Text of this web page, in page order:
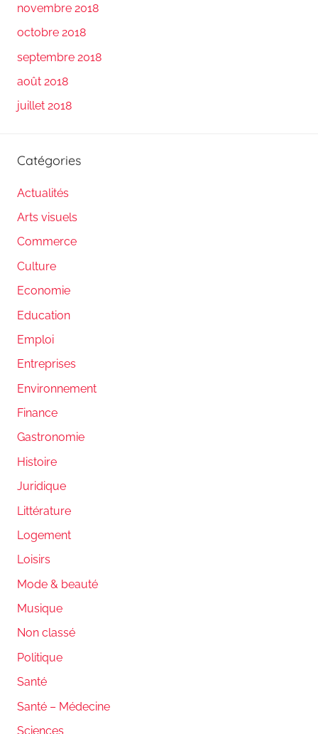
novembre 2018
octobre 2018
septembre 2018
août 2018
juillet 2018
Catégories
Actualités
Arts visuels
Commerce
Culture
Economie
Education
Emploi
Entreprises
Environnement
Finance
Gastronomie
Histoire
Juridique
Littérature
Logement
Loisirs
Mode & beauté
Musique
Non classé
Politique
Santé
Santé – Médecine
Sciences